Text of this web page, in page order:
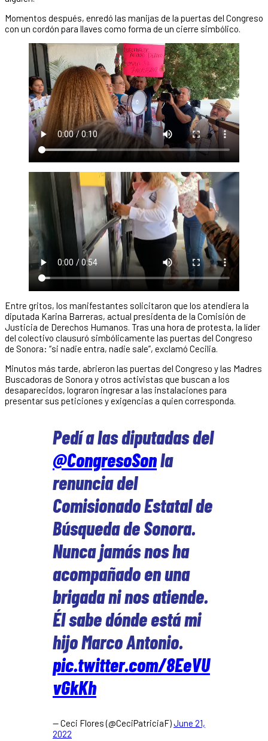
Momentos después, enredó las manijas de la puertas del Congreso
con un cordón para llaves como forma de un cierre simbólico.
Entre gritos, los manifestantes solicitaron que los atendiera la
diputada Karina Barreras, actual presidenta de la Comisión de
Justicia de Derechos Humanos. Tras una hora de protesta, la líder
del colectivo clausuró simbólicamente las puertas del Congreso
de Sonora: “si nadie entra, nadie sale”, exclamó Cecilia.
Minutos más tarde, abrieron las puertas del Congreso y las Madres
Buscadoras de Sonora y otros activistas que buscan a los
desaparecidos, lograron ingresar a las instalaciones para
presentar sus peticiones y exigencias a quien corresponda.
Pedí a las diputadas del
@CongresoSonla
renuncia del
Comisionado Estatal de
Búsqueda de Sonora.
Nunca jamás nos ha
acompañado en una
brigada ni nos atiende.
Él sabe dónde está mi
hijo Marco Antonio.
pic.twitter.com/8EeVU
vGkKh
— Ceci Flores (@CeciPatriciaF)June 21,
2022